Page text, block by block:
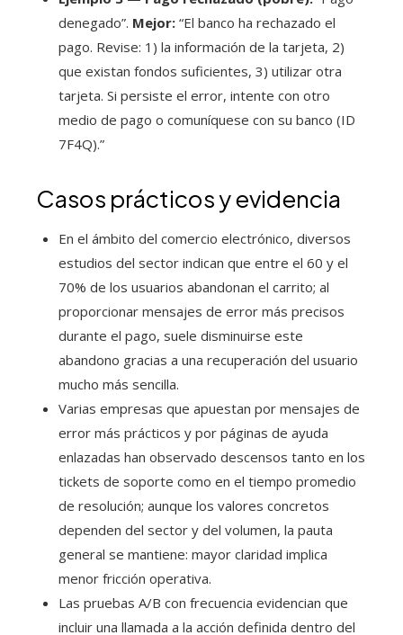
denegado”. Mejor: “El banco ha rechazado el
pago. Revise: 1) la información de la tarjeta, 2)
que existan fondos suficientes, 3) utilizar otra
tarjeta. Si persiste el error, intente con otro
medio de pago o comuníquese con su banco (ID
7F4Q).”
Casos prácticos y evidencia
En el ámbito del comercio electrónico, diversos
estudios del sector indican que entre el 60 y el
70% de los usuarios abandonan el carrito; al
proporcionar mensajes de error más precisos
durante el pago, suele disminuirse este
abandono gracias a una recuperación del usuario
mucho más sencilla.
Varias empresas que apuestan por mensajes de
error más prácticos y por páginas de ayuda
enlazadas han observado descensos tanto en los
tickets de soporte como en el tiempo promedio
de resolución; aunque los valores concretos
dependen del sector y del volumen, la pauta
general se mantiene: mayor claridad implica
menor fricción operativa.
Las pruebas A/B con frecuencia evidencian que
incluir una llamada a la acción definida dentro del